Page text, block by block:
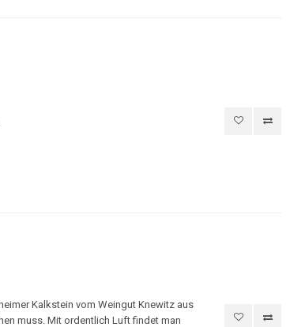
Kalkstein vom Weingut Knewitz aus
muss. Mit ordentlich Luft findet man